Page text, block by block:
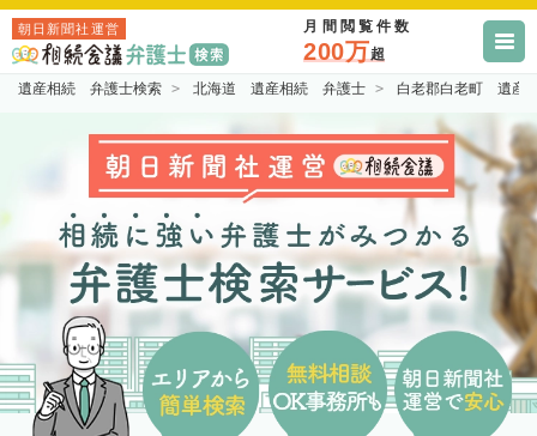
朝日新聞社運営 月間閲覧件数
200万超
遺産相続 弁護士検索 北海道 遺産相続 弁護士 白老郡白老町 遺産